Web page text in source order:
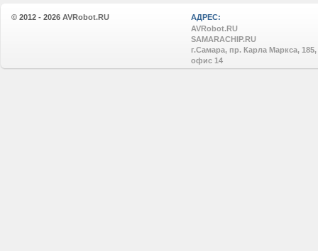
© 2012 - 2026 AVRobot.RU
АДРЕС:
AVRobot.RU
SAMARACHIP.RU
г.Самара, пр. Карла Маркса, 185,
офис 14